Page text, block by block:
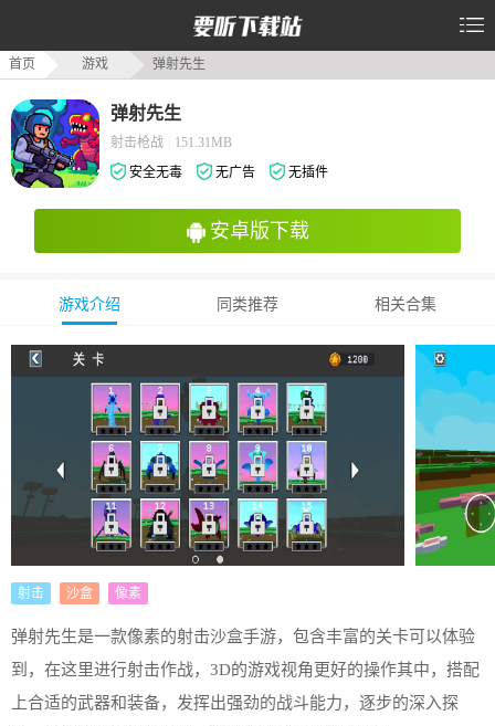
首页 游戏 弹射先生
弹射先生
射击枪战
151.31MB
安全无毒
无广告 无插件
安卓版下载
游戏介绍 同类推荐 相关合集
射击 沙盒 像素
弹射先生是一款像素的射击沙盒手游，包含丰富的关卡可以体验
到，在这里进行射击作战，3D的游戏视角更好的操作其中，搭配
上合适的武器和装备，发挥出强劲的战斗能力，逐步的深入探